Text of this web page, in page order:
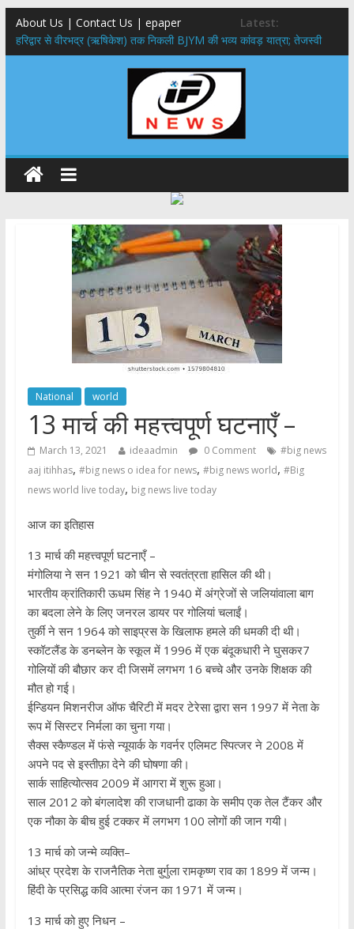
About Us | Contact Us | epaper
Latest:
​हरिद्वार से वीरभद्र (ऋषिकेश) तक निकली BJYM की भव्य कांवड़ यात्रा; तेजस्वी
सूर्या ने की देश व प्रदेशवासियों के कल्याण की कामना
नंदा की चौकी पुल हादसा: PWD के EE, AE और JE निलंबित, सीएम धामी के निर्देश
मुख्यमंत्री ने 9 लाख 87 हजार17 पेंशन लाभार्थियों को कुल 146 करोड़ 32 लाख
राष्ट्रीय हथकरघा दिवस पर मुख्यमंत्री धामी ने उत्कृष्ट बुनकरों और हस्तशिल्प
कारीगरों को किया सम्मानित
​धामी कैबिनेट का बड़ा फैसला: पशुपालकों को 60% तक सब्सिडी, गंगा एक्सप्रेसवे का
हरिद्वार तक होगा विस्तार
National world
13 मार्च की महत्त्वपूर्ण घटनाएँ –
March 13, 2021 ideaadmin 0 Comment
#big news
aaj itihhas, #big news o idea for news, #big news world, #Big
news world live today, big news live today
आज का इतिहास
13 मार्च की महत्त्वपूर्ण घटनाएँ –
मंगोलिया ने सन 1921 को चीन से स्वतंत्रता हासिल की थी।
भारतीय क्रांतिकारी ऊधम सिंह ने 1940 में अंग्रेजों से जलियांवाला बाग
का बदला लेने के लिए जनरल डायर पर गोलियां चलाईं।
तुर्की ने सन 1964 को साइप्रस के खिलाफ हमले की धमकी दी थी।
स्‍कॉटलैंड के डनब्लेन के स्कूल में 1996 में एक बंदूकधारी ने घुसकर7
गोलियों की बौछार कर दी जिसमें लगभग 16 बच्चे और उनके शिक्षक की
मौत हो गई।
ईन्डियन मिशनरीज ऑफ चैरिटी में मदर टेरेसा द्वारा सन 1997 में नेता के
रूप में सिस्टर निर्मला का चुना गया।
सैक्स स्कैण्डल में फंसे न्यूयार्क के गवर्नर एलिमट स्पित्जर ने 2008 में
अपने पद से इस्तीफ़ा देने की घोषणा की।
सार्क साहित्योत्सव 2009 में आगरा में शुरू हुआ।
साल 2012 को बंगलादेश की राजधानी ढाका के समीप एक तेल टैंकर और
एक नौका के बीच हुई टक्कर में लगभग 100 लोगों की जान गयी।
13 मार्च को जन्मे व्यक्ति–
आंध्र प्रदेश के राजनैतिक नेता बुर्गुला रामकृष्ण राव का 1899 में जन्म।
हिंदी के प्रसिद्ध कवि आत्मा रंजन का 1971 में जन्म।
13 मार्च को हुए निधन –